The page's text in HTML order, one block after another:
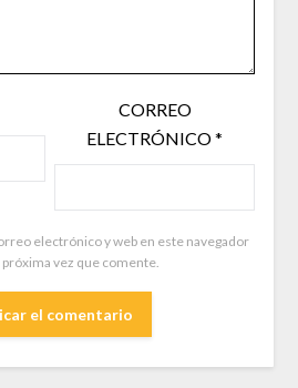
CORREO
ELECTRÓNICO*
electrónico y web en este navegador
próxima vez que comente.